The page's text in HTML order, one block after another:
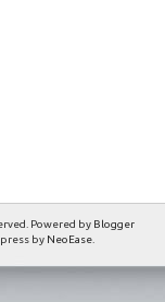
Powered by Blogger
by NeoEase